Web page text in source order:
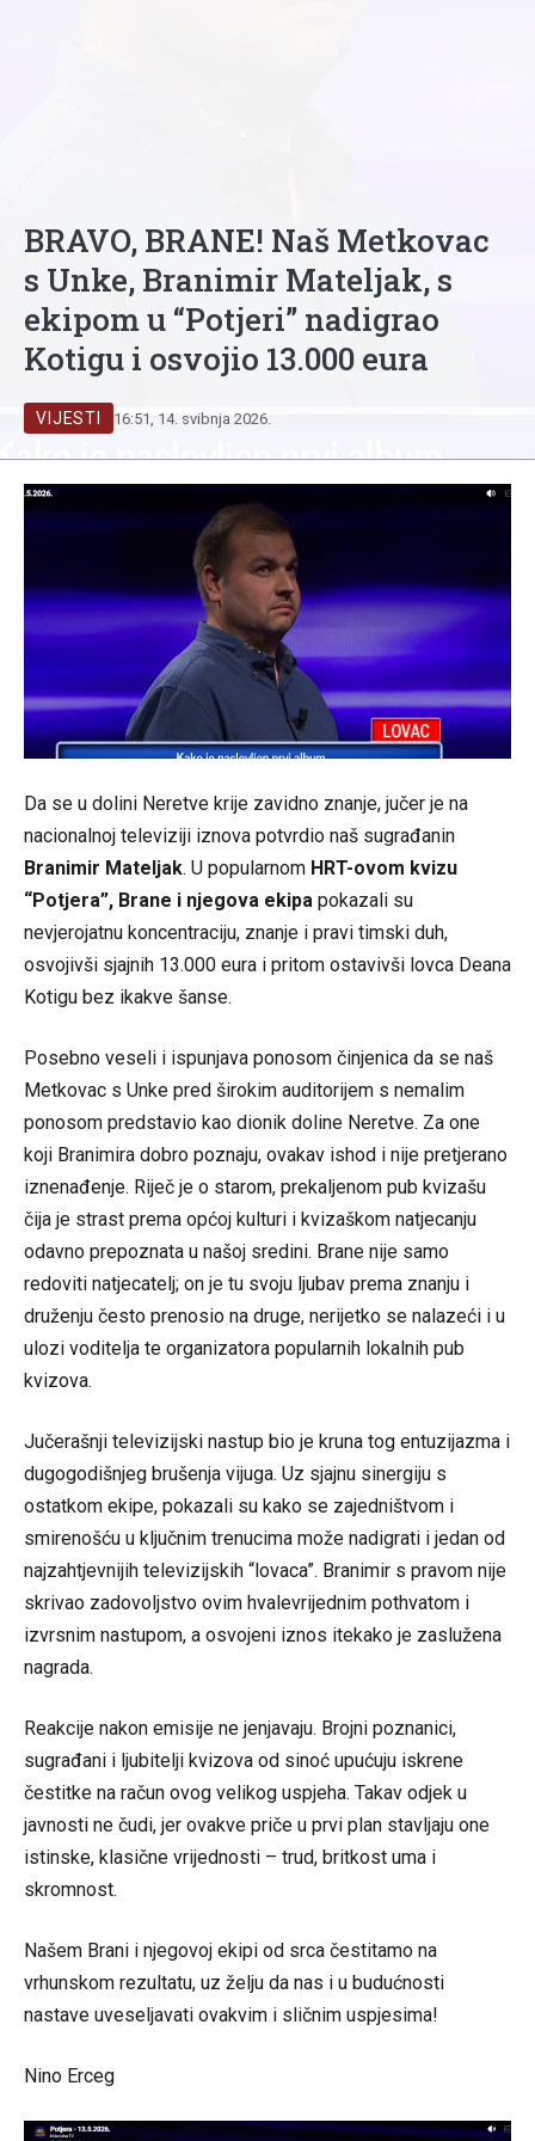
BRAVO, BRANE! Naš Metkovac
s Unke, Branimir Mateljak, s
ekipom u “Potjeri” nadigrao
Kotigu i osvojio 13.000 eura
VIJESTI 16:51, 14. svibnja 2026.
Da se u dolini Neretve krije zavidno znanje, jučer je na
nacionalnoj televiziji iznova potvrdio naš sugrađanin
Branimir Mateljak. U popularnom HRT-ovom kvizu
“Potjera”, Brane i njegova ekipa pokazali su
nevjerojatnu koncentraciju, znanje i pravi timski duh,
osvojivši sjajnih 13.000 eura i pritom ostavivši lovca Deana
Kotigu bez ikakve šanse.
Posebno veseli i ispunjava ponosom činjenica da se naš
Metkovac s Unke pred širokim auditorijem s nemalim
ponosom predstavio kao dionik doline Neretve. Za one
koji Branimira dobro poznaju, ovakav ishod i nije pretjerano
iznenađenje. Riječ je o starom, prekaljenom pub kvizašu
čija je strast prema općoj kulturi i kvizaškom natjecanju
odavno prepoznata u našoj sredini. Brane nije samo
redoviti natjecatelj; on je tu svoju ljubav prema znanju i
druženju često prenosio na druge, nerijetko se nalazeći i u
ulozi voditelja te organizatora popularnih lokalnih pub
kvizova.
Jučerašnji televizijski nastup bio je kruna tog entuzijazma i
dugogodišnjeg brušenja vijuga. Uz sjajnu sinergiju s
ostatkom ekipe, pokazali su kako se zajedništvom i
smirenošću u ključnim trenucima može nadigrati i jedan od
najzahtjevnijih televizijskih “lovaca”. Branimir s pravom nije
skrivao zadovoljstvo ovim hvalevrijednim pothvatom i
izvrsnim nastupom, a osvojeni iznos itekako je zaslužena
nagrada.
Reakcije nakon emisije ne jenjavaju. Brojni poznanici,
sugrađani i ljubitelji kvizova od sinoć upućuju iskrene
čestitke na račun ovog velikog uspjeha. Takav odjek u
javnosti ne čudi, jer ovakve priče u prvi plan stavljaju one
istinske, klasične vrijednosti – trud, britkost uma i
skromnost.
Našem Brani i njegovoj ekipi od srca čestitamo na
vrhunskom rezultatu, uz želju da nas i u budućnosti
nastave uveseljavati ovakvim i sličnim uspjesima!
Nino Erceg